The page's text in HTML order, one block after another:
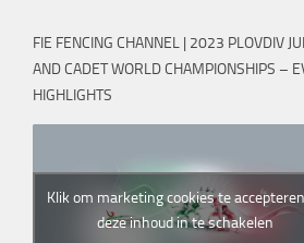
FIE FENCING CHANNEL | 2023 PLOVDIV
AND CADET WORLD CHAMPIONSHIPS –
HIGHLIGHTS
Klik om marketing cookies te
deze inhoud in te schakelen